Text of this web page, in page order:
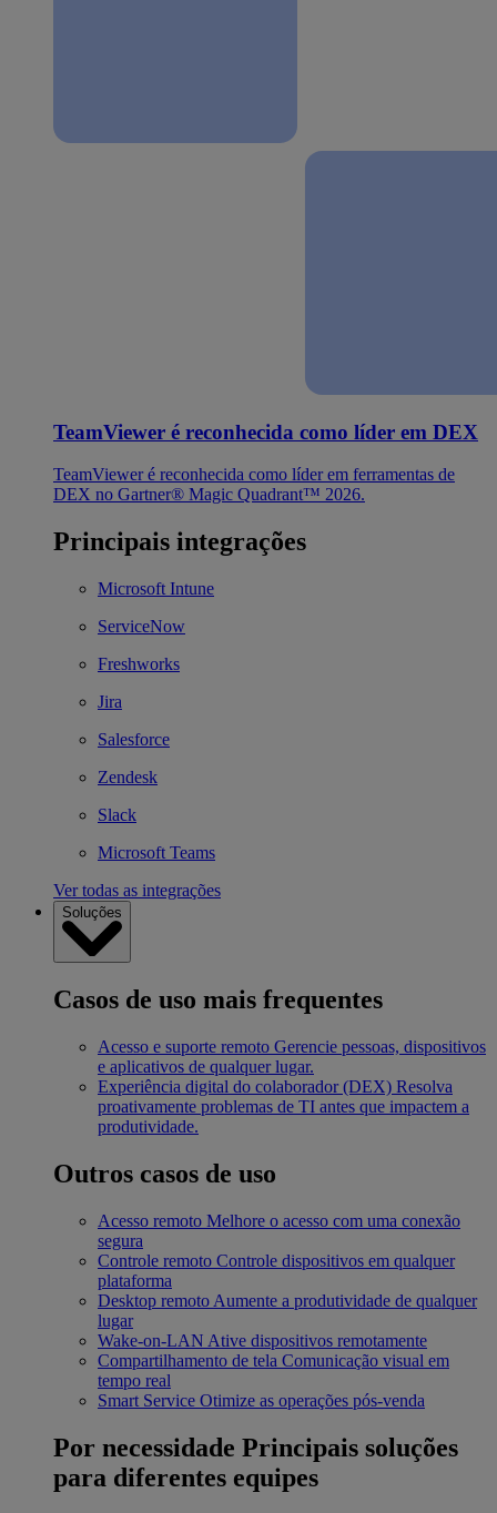
TeamViewer é reconhecida como líder em DEX
TeamViewer é reconhecida como líder em ferramentas de
DEX no Gartner® Magic Quadrant™ 2026.
Principais integrações
Microsoft Intune
ServiceNow
Freshworks
Jira
Salesforce
Zendesk
Slack
Microsoft Teams
Ver todas as integrações
Soluções
Casos de uso mais frequentes
Acesso e suporte remoto Gerencie pessoas, dispositivos
e aplicativos de qualquer lugar.
Experiência digital do colaborador (DEX) Resolva
proativamente problemas de TI antes que impactem a
produtividade.
Outros casos de uso
Acesso remoto Melhore o acesso com uma conexão
segura
Controle remoto Controle dispositivos em qualquer
plataforma
Desktop remoto Aumente a produtividade de qualquer
lugar
Wake-on-LAN Ative dispositivos remotamente
Compartilhamento de tela Comunicação visual em
tempo real
Smart Service Otimize as operações pós-venda
Por necessidade Principais soluções
para diferentes equipes